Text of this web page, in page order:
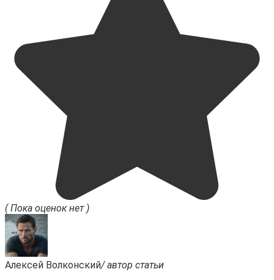
( Пока оценок нет )
Алексей Волконский/ автор статьи